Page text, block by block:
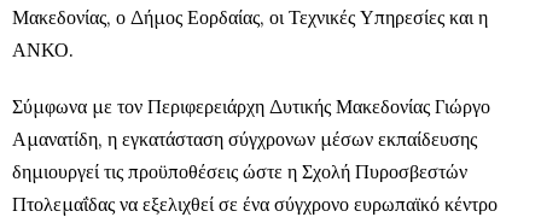
Μακεδονίας, ο Δήμος Εορδαίας, οι Τεχνικές Υπηρεσίες και η
ΑΝΚΟ.
Σύμφωνα με τον Περιφερειάρχη Δυτικής Μακεδονίας Γιώργο
Αμανατίδη, η εγκατάσταση σύγχρονων μέσων εκπαίδευσης
δημιουργεί τις προϋποθέσεις ώστε η Σχολή Πυροσβεστών
Πτολεμαΐδας να εξελιχθεί σε ένα σύγχρονο ευρωπαϊκό κέντρο